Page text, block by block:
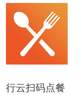
行云扫码点餐